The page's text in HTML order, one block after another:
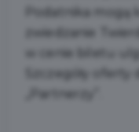
Podatnika
zwiedzanie
w cenie biletu
Szczegóły oferty
„Partnerzy”.